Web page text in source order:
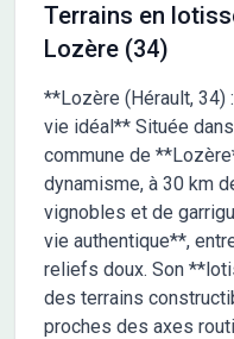
Terrains en
Lozère (34)
**Lozère (Hérault, 34)
vie idéal** Située
commune de
dynamisme, à 30 km
vignobles et de
vie authentique**,
reliefs doux. Son
des terrains
proches des axes